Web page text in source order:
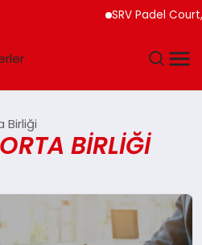
SRV Padel Court,
Birliği
BIRLIĞI